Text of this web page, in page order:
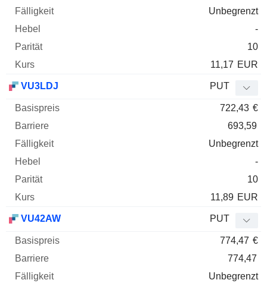
Unbegrenzt
-
10
11,17 EUR
VU3LDJ PUT
722,43 €
693,59
Unbegrenzt
-
10
11,89 EUR
VU42AW PUT
774,47 €
774,47
Unbegrenzt